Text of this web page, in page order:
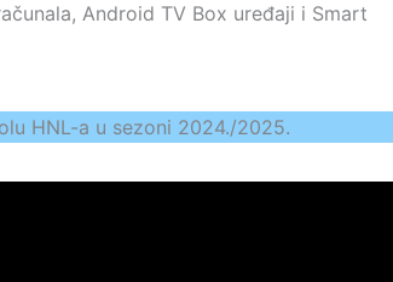
Android TV Box uređaji i Smart
HNL-a u sezoni 2024./2025.